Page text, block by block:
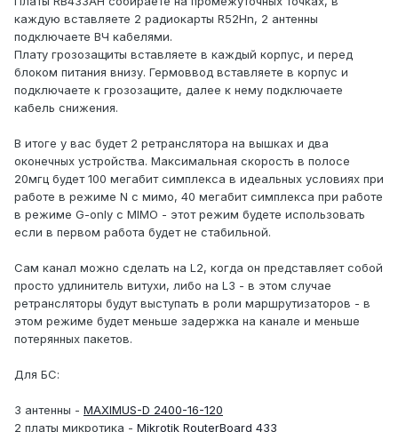
каждую вставляете 2 радиокарты R52Hn, 2 антенны
подключаете ВЧ кабелями.
Плату грозозащиты вставляете в каждый корпус, и перед
блоком питания внизу. Гермоввод вставляете в корпус и
подключаете к грозозащите, далее к нему подключаете
кабель снижения.
В итоге у вас будет 2 ретранслятора на вышках и два
оконечных устройства. Максимальная скорость в полосе
20мгц будет 100 мегабит симплекса в идеальных условиях при
работе в режиме N с мимо, 40 мегабит симплекса при работе
в режиме G-only с MIMO - этот режим будете использовать
если в первом работа будет не стабильной.
Сам канал можно сделать на L2, когда он представляет собой
просто удлинитель витухи, либо на L3 - в этом случае
ретрансляторы будут выступать в роли маршрутизаторов - в
этом режиме будет меньше задержка на канале и меньше
потерянных пакетов.
Для БС:
3 антенны - MAXIMUS-D 2400-16-120
2 платы микротика - Mikrotik RouterBoard 433